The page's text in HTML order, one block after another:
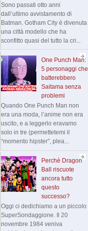
Sono passati otto anni
dall’ultimo avvistamento di
Batman. Gotham City è divenuta
una città modello che ha
sconfitto quasi del tutto la cri...
One Punch Man:
5 personaggi che
batterebbero
Saitama senza
problemi
Quando One Punch Man non
era una moda, l’anime non era
uscito, e a leggerlo eravamo
solo in tre (permettetemi il
“momento hipster”, plea...
Perchè Dragon
Ball riscuote
ancora tutto
questo
successo?
Oggi ci dedichiamo a un piccolo
SuperSondaggione. Il 20
novembre 1984 veniva